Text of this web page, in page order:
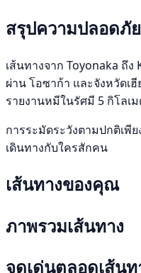
สรุปความปลอดภัย
เส้นทางจาก Toyonaka ถึง
ผ่าน โอซาก้า และจังหวัดเ
รายงานหมีในรัศมี 5 กิโลเ
การระมัดระวังตามปกติเพี
เดินทางกับใครสักคน
เส้นทางของคุณ
ภาพรวมเส้นทาง
จุดเด่นตลอดเส้นท